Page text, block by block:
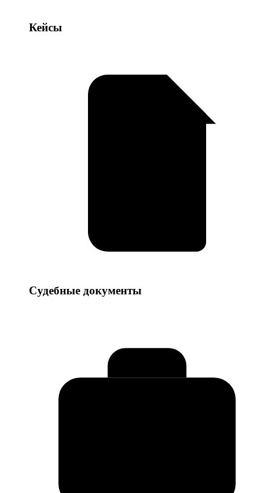
Кейсы
Кейсы
Судебные
Судебные документы